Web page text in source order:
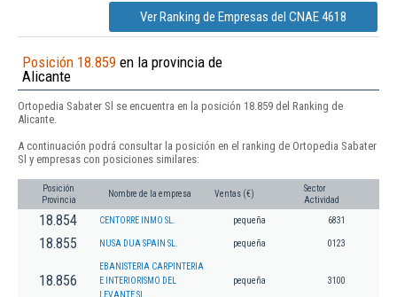
Ver Ranking de Empresas del CNAE 4618
Posición 18.859 en la provincia de
Alicante
Ortopedia Sabater Sl se encuentra en la posición 18.859 del Ranking de
Alicante.
A continuación podrá consultar la posición en el ranking de Ortopedia Sabater
Sl y empresas con posiciones similares:
Posición
Provincia
Nombre de la empresa Ventas (€)
Sector
Actividad
18.854 CENTORRE INMO SL. pequeña 6831
18.855 NUSA DUA SPAIN SL. pequeña 0123
18.856
EBANISTERIA CARPINTERIA
E INTERIORISMO DEL
pequeña 3100